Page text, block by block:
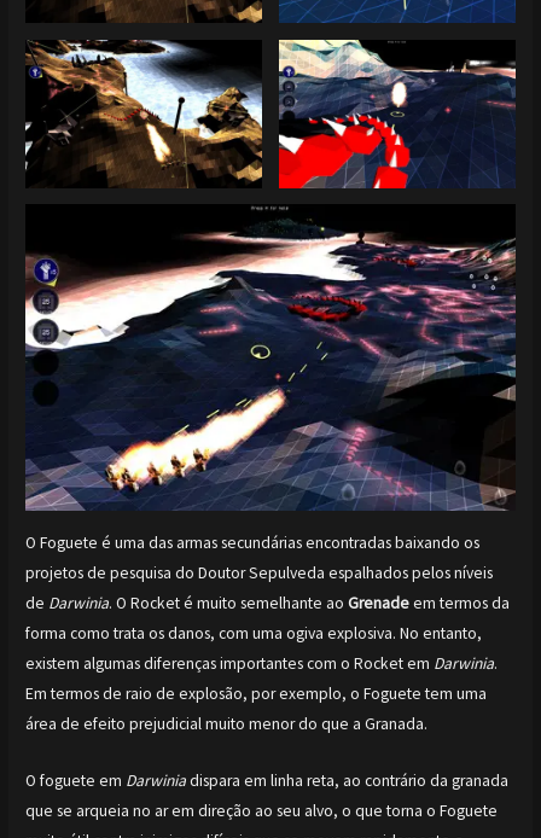
O Foguete é uma das armas secundárias encontradas baixando os
projetos de pesquisa do Doutor Sepulveda espalhados pelos níveis
de Darwinia. O Rocket é muito semelhante aoGrenadeem termos da
forma como trata os danos, com uma ogiva explosiva. No entanto,
existem algumas diferenças importantes com o Rocket em Darwinia.
Em termos de raio de explosão, por exemplo, o Foguete tem uma
área de efeito prejudicial muito menor do que a Granada.
O foguete em Darwiniadispara em linha reta, ao contrário da granada
que se arqueia no ar em direção ao seu alvo, o que torna o Foguete